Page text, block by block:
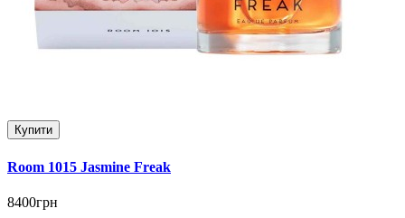
Купити
Room 1015 Jasmine Freak
8400грн